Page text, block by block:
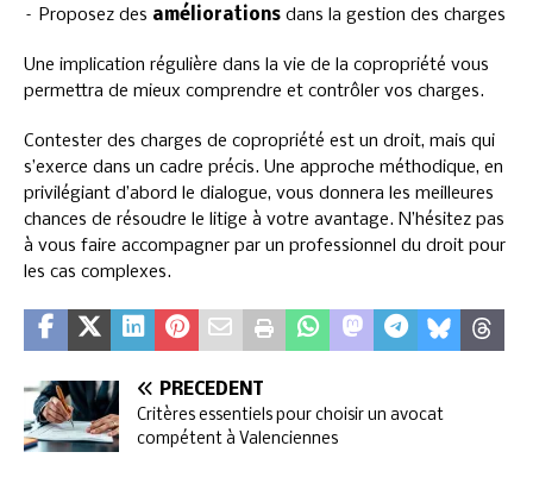
– Proposez des améliorations dans la gestion des charges
Une implication régulière dans la vie de la copropriété vous
permettra de mieux comprendre et contrôler vos charges.
Contester des charges de copropriété est un droit, mais qui
s’exerce dans un cadre précis. Une approche méthodique, en
privilégiant d’abord le dialogue, vous donnera les meilleures
chances de résoudre le litige à votre avantage. N’hésitez pas
à vous faire accompagner par un professionnel du droit pour
les cas complexes.
PRÉCÉDENT
Critères essentiels pour choisir un avocat
compétent à Valenciennes